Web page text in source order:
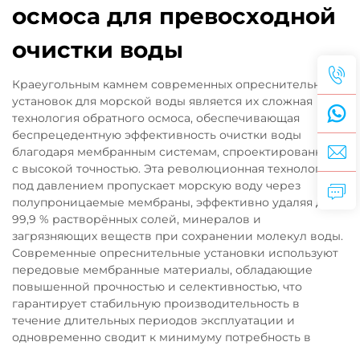
осмоса для превосходной
очистки воды
Краеугольным камнем современных опреснительных
установок для морской воды является их сложная
технология обратного осмоса, обеспечивающая
беспрецедентную эффективность очистки воды
благодаря мембранным системам, спроектированным
с высокой точностью. Эта революционная технология
под давлением пропускает морскую воду через
полупроницаемые мембраны, эффективно удаляя до
99,9 % растворённых солей, минералов и
загрязняющих веществ при сохранении молекул воды.
Современные опреснительные установки используют
передовые мембранные материалы, обладающие
повышенной прочностью и селективностью, что
гарантирует стабильную производительность в
течение длительных периодов эксплуатации и
одновременно сводит к минимуму потребность в